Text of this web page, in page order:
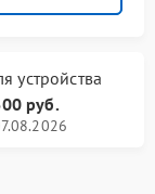
устройства
руб.